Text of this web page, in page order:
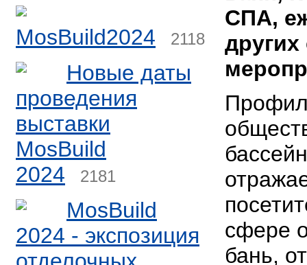
MosBuild2024 2118
Новые даты
проведения
выставки
MosBuild
2024
2181
MosBuild
2024 - экспозиция
СПА,
сфере
бань,